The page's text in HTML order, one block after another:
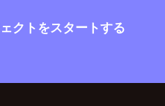
クトをスタートする